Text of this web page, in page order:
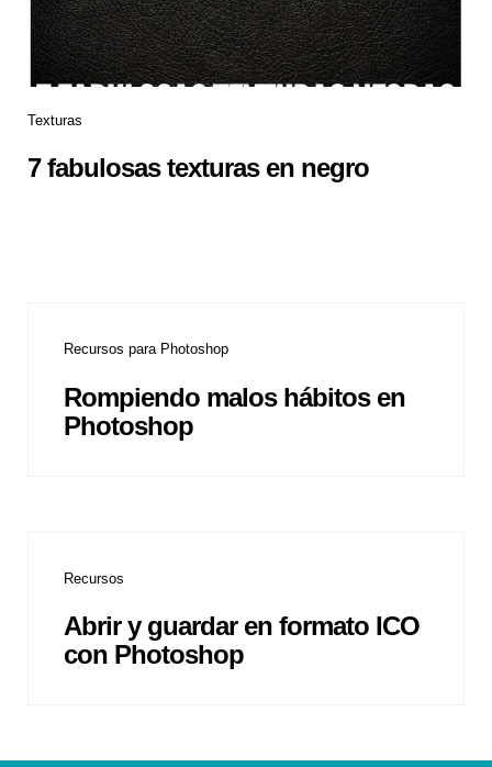
Texturas
7 fabulosas texturas en negro
Recursos para Photoshop
Rompiendo malos hábitos en
Photoshop
Recursos
Abrir y guardar en formato ICO
con Photoshop